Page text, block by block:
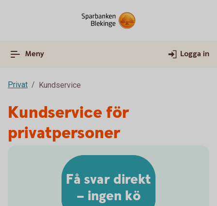
Meny Logga in
Privat Kundservice
Kundservice för
privatpersoner
Få svar direkt
– ingen kö